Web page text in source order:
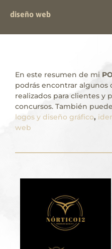
diseño web
En este resumen de mi
podrás encontrar algunos
realizados para clientes y
concursos. También
logos y diseño gráfico,
web